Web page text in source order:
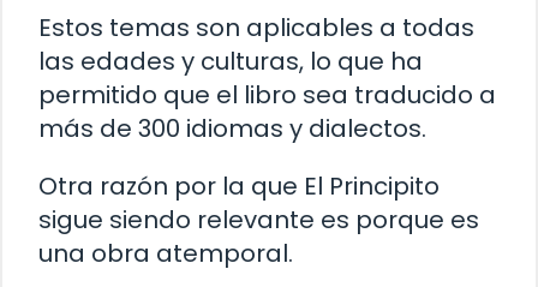
Estos temas son aplicables a todas
las edades y culturas, lo que ha
permitido que el libro sea traducido a
más de 300 idiomas y dialectos.
Otra razón por la que El Principito
sigue siendo relevante es porque es
una obra atemporal.